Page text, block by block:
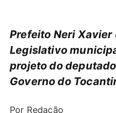
Prefeito Neri Xavier
Legislativo
projeto do
Governo do
Por Redação